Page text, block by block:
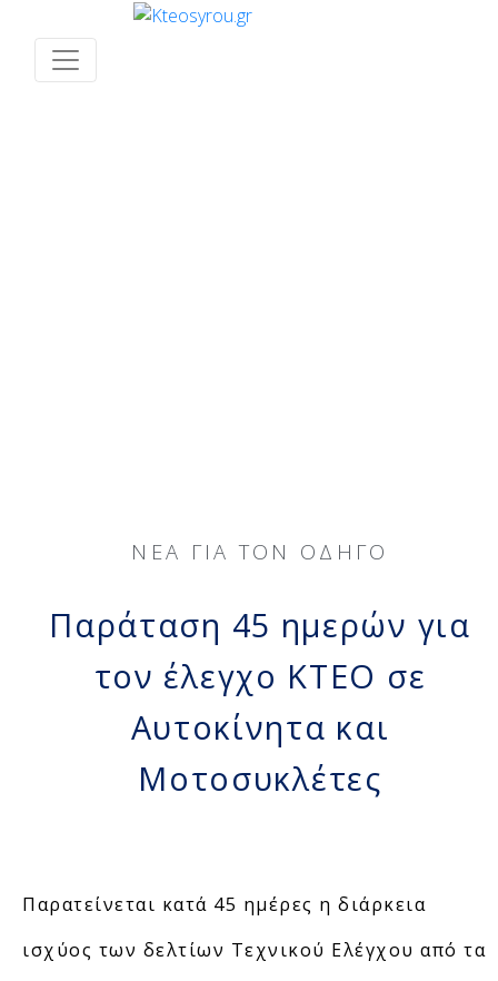
ΝΈΑ ΓΙΑ ΤΟΝ ΟΔΗΓΌ
Παράταση 45 ημερών για
τον έλεγχο ΚΤΕΟ σε
Αυτοκίνητα και
Μοτοσυκλέτες
Παρατείνεται κατά 45 ημέρες η διάρκεια
ισχύος των δελτίων Τεχνικού Ελέγχου από τα